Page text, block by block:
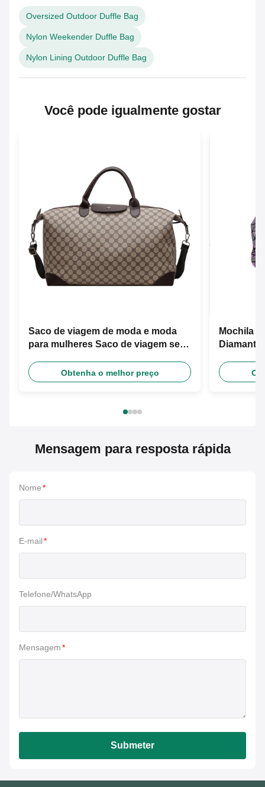
Oversized Outdoor Duffle Bag
Nylon Weekender Duffle Bag
Nylon Lining Outdoor Duffle Bag
Você pode igualmente gostar
Saco de viagem de moda e moda
para mulheres Saco de viagem seco
Obtenha o melhor preço
Mochila
Mensagem para resposta rápida
Nome*
E-mail*
Telefone/WhatsApp
Mensagem*
Submeter